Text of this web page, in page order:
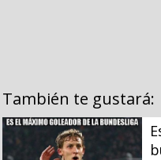
También te gustará: